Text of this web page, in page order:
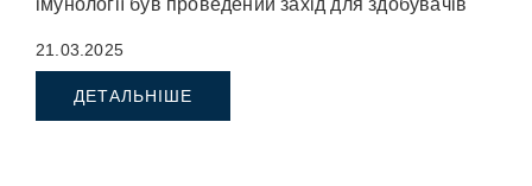
імунології був проведений захід для здобувачів
21.03.2025
ДЕТАЛЬНІШЕ